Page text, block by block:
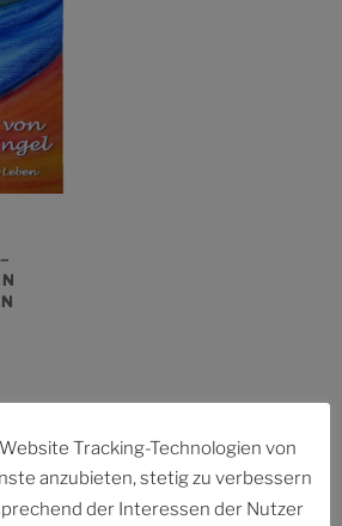
Tracking-Technologien von
anzubieten, stetig zu verbessern
der Interessen der Nutzer